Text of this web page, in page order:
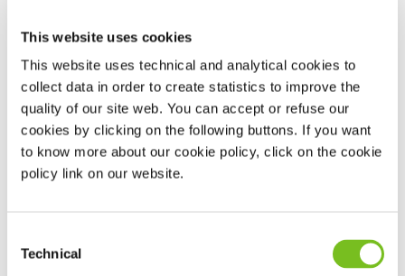
This website uses cookies
This website uses technical and analytical cookies to
collect data in order to create statistics to improve the
quality of our site web. You can accept or refuse our
cookies by clicking on the following buttons. If you want
to know more about our cookie policy, click on the cookie
policy link on our website.
Selection
Technical
kaakgewricht. Zet de onderkaak een klein stukje naar
verder titreert. Als u de onderkaak ineens een flink stuk
vooruit zet kan dat pijnlijke kaken opleveren. Bovendien
kunnen de apneu-klachten ook verergeren wanneer de
onderkaak te ver naar voren staat.
Wij zien u terug voor controle-afspraken tot de therapie is
specialist, uw huisarts en uw eigen tandarts hierover. De